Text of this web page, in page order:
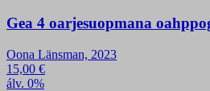
Gea 4 oarjesuopmana
Oona Länsman, 2023
15,00 €
álv. 0%